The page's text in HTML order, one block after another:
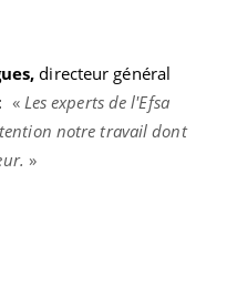
directeur général
« Les experts de l'Efsa
notre travail dont
»